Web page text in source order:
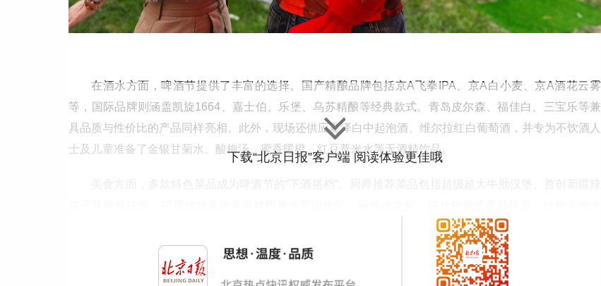
在酒水方面，啤酒节提供了丰富的选择。国产精酿品牌包括京A飞拳IPA、京A白小麦、京A酒花云雾
等，国际品牌则涵盖凯旋1664、嘉士伯、乐堡、乌苏精酿等经典款式。青岛皮尔森、福佳白、三宝乐等兼
具品质与性价比的产品同样亮相。此外，现场还供应夏泽白中起泡酒、维尔拉红白葡萄酒，并专为不饮酒人
士及儿童准备了金银甘菊水、酸梅汤、蜜香暖橙、红豆薏米水等无酒精饮品。
美食方面，多款特色菜品成为啤酒节的“下酒搭档”。厨师推荐菜品包括超级超大牛肋汉堡、首创新疆辣
串、秘制南风鸡肉串等。经典下酒小菜如好事花生、老金炸鸡、红薯条、霄云卤味拼盘，搭配多款爽口解腻
凉菜，满足不同食客的需求。
下载“北京日报”客户端 阅读体验更佳哦